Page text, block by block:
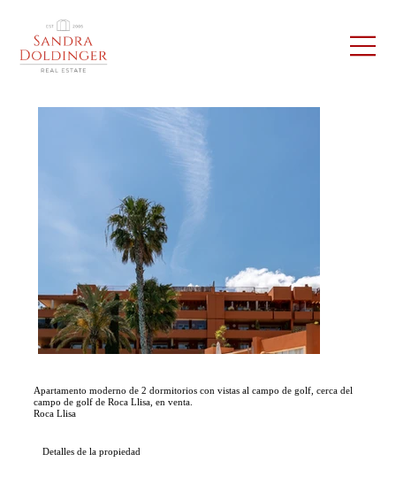
Apartamento moderno de 2 dormitorios con vistas al campo de golf, cerca del
campo de golf de Roca Llisa, en venta.
Roca Llisa
Detalles de la propiedad